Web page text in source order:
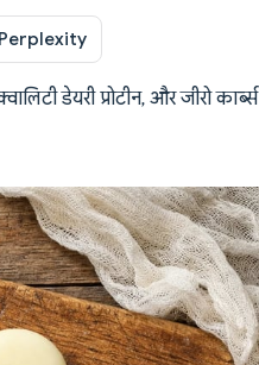
Perplexity
डेयरी प्रोटीन, और जीरो कार्ब्स